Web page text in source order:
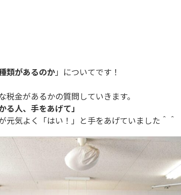
類があるのか」についてです！
金があるかの質問していきます。
る人、手をあげて」
元気よく「はい！」と手をあげていました＾＾